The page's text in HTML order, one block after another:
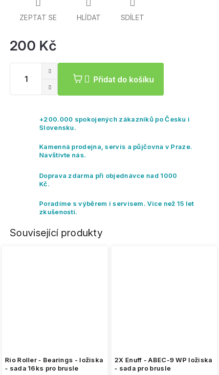
200 Kč
Přidat do košíku
ZEPTAT SE HLÍDAT SDÍLET
+200.000 spokojených zákazníků po Česku i
Slovensku.
Kamenná prodejna, servis a půjčovna v Praze.
Navštivte nás.
Doprava zdarma při objednávce nad 1000
Kč.
Poradíme s výběrem i servisem. Více než 15 let
zkušeností.
Související produkty
Rio Roller - Bearings - ložiska
- sada 16ks pro brusle
2X Enuff - ABEC-9 WP ložiska
- sada pro brusle